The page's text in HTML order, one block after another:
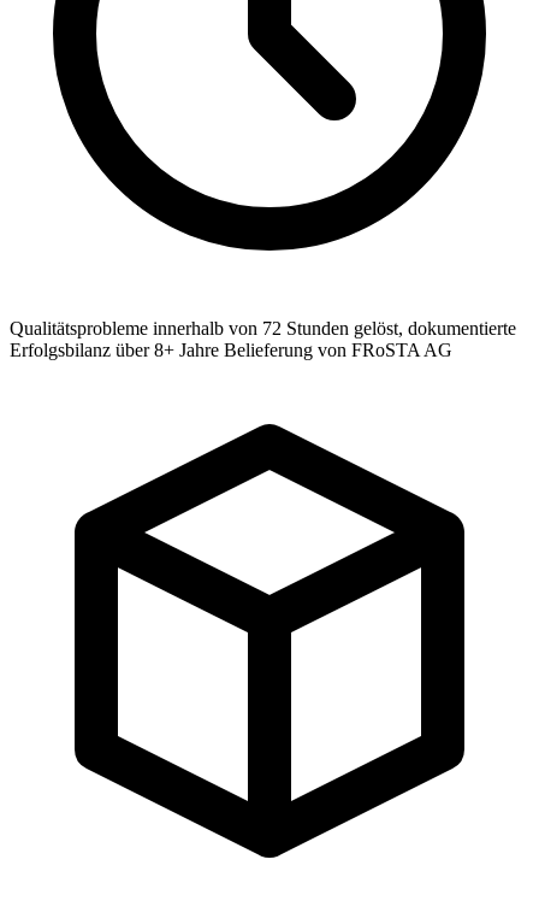
Qualitätsprobleme innerhalb von 72 Stunden gelöst, dokumentierte
Erfolgsbilanz über 8+ Jahre Belieferung von FRoSTA AG